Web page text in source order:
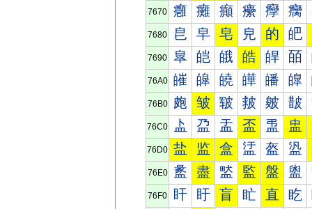
7670 癰 癱 癲 癳 癴 癵
7680 皀 皁 皂 皃 的 皅
7690 皐 皑 皒 皓 皔 皕
76A0 皠 皡 皢 皣 皤 皥
76B0 皰 皱 皲 皳 皴 皵
76C0 盀 盁 盂 盃 盄 盅
76D0 盐 监 盒 盓 盔 盕
76E0 盠 盡 盢 監 盤 盥
76F0 盰 盱 盲 盳 直 盵